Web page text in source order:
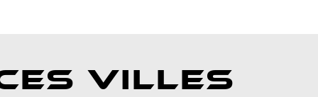
VILLES